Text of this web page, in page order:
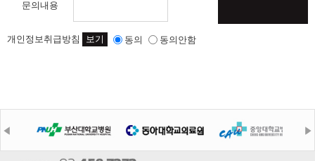
문의내용
개인정보취급방침 보기 동의 동의안함